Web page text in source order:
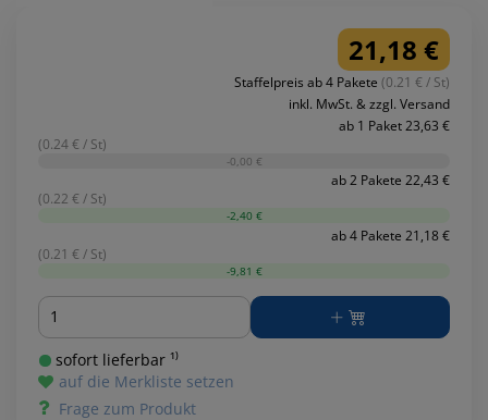
21,18 €
Staffelpreis ab 4 Pakete (0.21 € / St)
inkl. MwSt. & zzgl. Versand
ab 1 Paket 23,63 €
(0.24 € / St)
-0,00 €
ab 2 Pakete 22,43 €
(0.22 € / St)
-2,40 €
ab 4 Pakete 21,18 €
(0.21 € / St)
-9,81 €
Menge
sofort lieferbar ¹⁾
auf die Merkliste setzen
Frage zum Produkt